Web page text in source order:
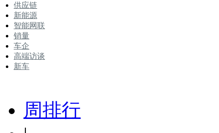
供应链
新能源
智能网联
销量
车企
高端访谈
新车
周排行